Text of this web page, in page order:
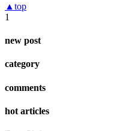
▲top
1
new post
category
comments
hot articles